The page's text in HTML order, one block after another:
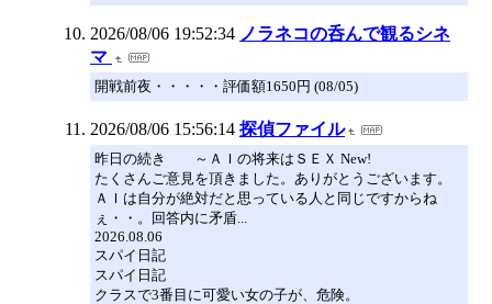
2026/08/06 19:52:34 ノラネコの呑んで観るシネ
マ
開戦前夜・・・・・評価額1650円 (08/05)
2026/08/06 15:56:14 探偵ファイル
昨日の続き ～ＡＩの将来はＳＥＸ New!
たくさんご意見を頂きました。ありがとうございます。
ＡＩは自分が絶対だと思っている人と同じですからね
ぇ・・。回答内に矛盾...
2026.08.06
スパイ日記
スパイ日記
クラスで3番目に可愛い女の子が、危険。